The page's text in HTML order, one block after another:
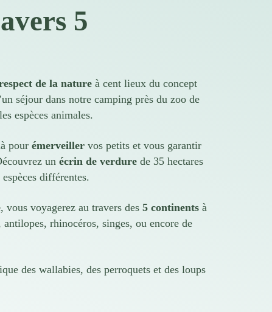
5
de la nature à cent lieux du concept
séjour dans notre camping près du zoo de
espèces animales.
pour émerveiller vos petits et vous garantir
un écrin de verdure de 35 hectares
différentes.
, vous voyagerez au travers des 5 continents à
rhinocéros, singes, ou encore de
des wallabies, des perroquets et des loups